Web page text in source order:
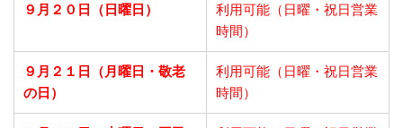
９月２０日（日曜日）
利用可能（日曜・祝日営業
時間）
９月２１日
（月曜日・敬老
の日）
利用可能（日曜・祝日営業
時間）